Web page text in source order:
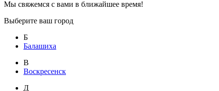
Мы свяжемся с вами в ближайшее время!
Выберите ваш город
Б
Балашиха
В
Воскресенск
Д